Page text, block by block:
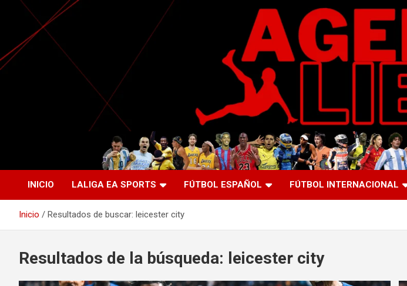
Saltar
contenido
Agente Libre Digital
La nueva generación del periodismo deportivo.
INICIO LALIGA EA SPORTS FÚTBOL ESPAÑOL FÚTBOL INTERNACIONAL
Inicio Resultados de buscar: leicester city
Resultados de la búsqueda: leicester city